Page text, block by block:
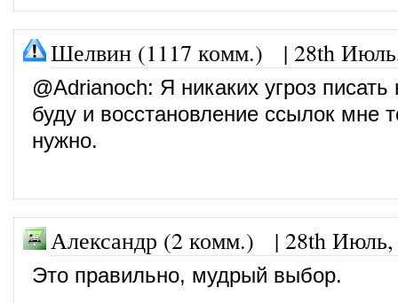
Шелвин (1117 комм.) | 28th
@Adrianoch: Я никаких угроз писать
буду и восстановление ссылок мне
нужно.
Александр (2 комм.) | 28th Июль,
Это правильно, мудрый выбор.